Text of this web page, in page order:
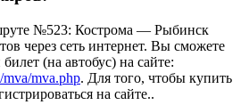
№523: Кострома — Рыбинск
через сеть интернет. Вы сможете
(на автобус) на сайте:
mva.php. Для того, чтобы купить
на сайте..